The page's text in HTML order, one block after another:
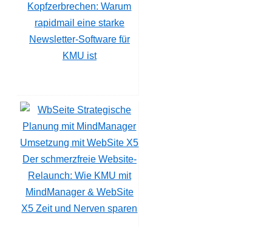
Kopfzerbrechen: Warum
rapidmail eine starke
Newsletter-Software für
KMU ist
Der schmerzfreie Website-
Relaunch: Wie KMU mit
MindManager & WebSite
X5 Zeit und Nerven sparen